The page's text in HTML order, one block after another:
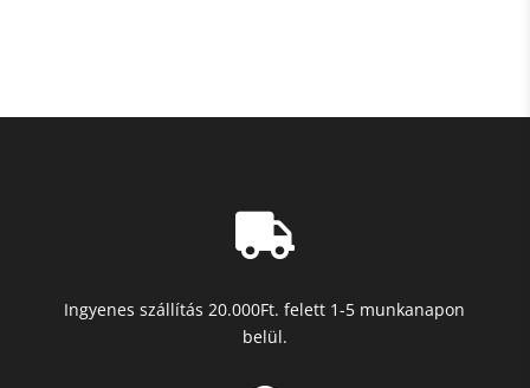

Ingyenes szállítás 20.000Ft. felett 1-5 munkanapon
belül.